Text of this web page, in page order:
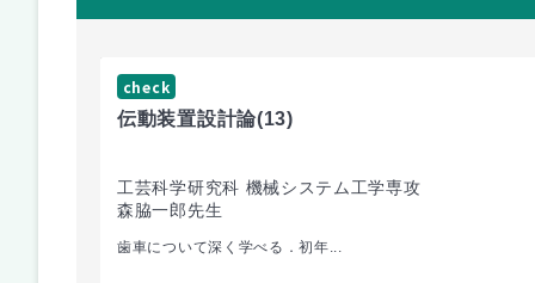
check
伝動装置設計論(13)
工芸科学研究科 機械システム工学専攻
森脇一郎先生
歯車について深く学べる．初年...